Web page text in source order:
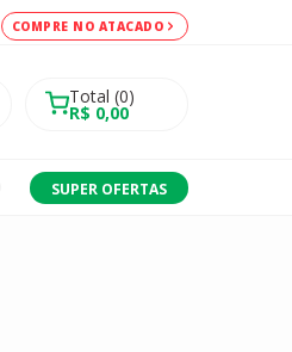
COMPRE NO ATACADO
Total 0
R$ 0,00
SUPER OFERTAS